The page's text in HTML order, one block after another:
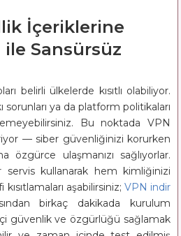
İçeriklerine
ile Sansürsüz
belirli ülkelerde kısıtlı olabiliyor.
ya da platform politikaları
Bu noktada VPN
— siber güvenliğinizi korurken
özgürce ulaşmanızı sağlıyorlar.
kullanarak hem kimliğinizi
aşabilirsiniz; VPN indir
birkaç dakikada kurulum
güvenlik ve özgürlüğü sağlamak